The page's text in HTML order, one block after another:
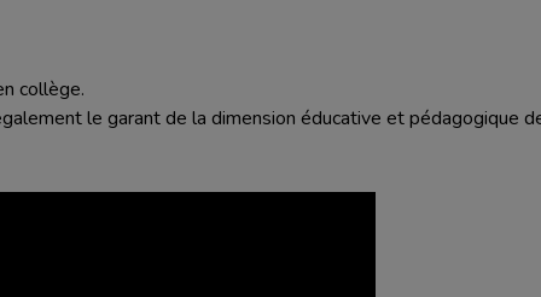
collège.
le garant de la dimension éducative et pédagogique